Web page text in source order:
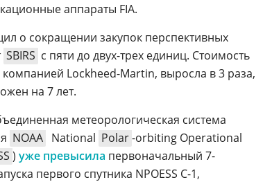
аппараты FIA.
о сокращении закупок перспективных
SBIRS с пяти до двух-трех единиц. Стоимость
компанией Lockheed-Martin, выросла в 3 раза,
на 7 лет.
метеорологическая система
NOAA  National Polar-orbiting Operational
) уже превысила первоначальный 7-
первого спутника NPOESS C-1,